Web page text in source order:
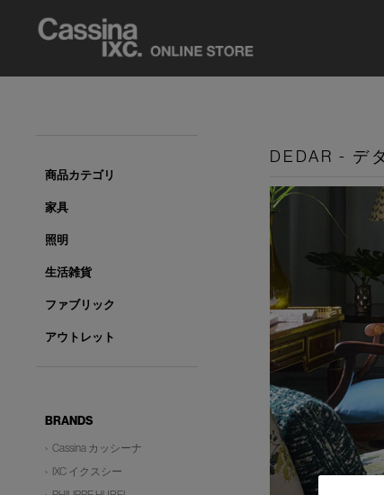
DEDAR - デ
商品カテゴリ
家具
照明
生活雑貨
ファブリック
アウトレット
BRANDS
Cassina カッシーナ
IXC イクスシー